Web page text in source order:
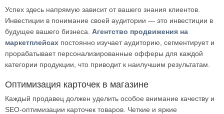
Успех здесь напрямую зависит от вашего знания клиентов.
Инвестиции в понимание своей аудитории — это инвестиции в
будущее вашего бизнеса. Агентство продвижения на
маркетплейсах постоянно изучает аудиторию, сегментирует и
прорабатывает персонализированные офферы для каждой
категории продукции, что приводит к наилучшим результатам.
Оптимизация карточек в магазине
Каждый продавец должен уделить особое внимание качеству и
SEO-оптимизации карточек товаров. Четкие и яркие